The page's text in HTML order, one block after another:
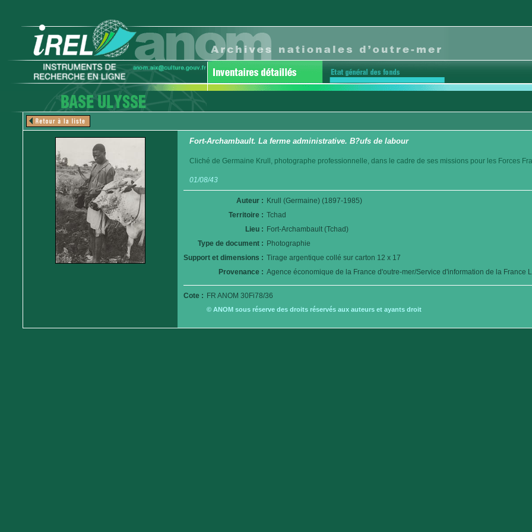
Fort-Archambault. La ferme administrative. B?ufs de labour
Cliché de Germaine Krull, photographe professionnelle, dans le cadre de ses missions pour les Forces
01/08/43
Auteur : Krull (Germaine) (1897-1985)
Territoire : Tchad
Lieu : Fort-Archambault (Tchad)
Type de document : Photographie
Support et dimensions : Tirage argentique collé sur carton 12 x 17
Provenance : Agence économique de la France d'outre-mer/Service d'information de la France
Cote : FR ANOM 30Fi78/36
© ANOM sous réserve des droits réservés aux auteurs et ayants droit